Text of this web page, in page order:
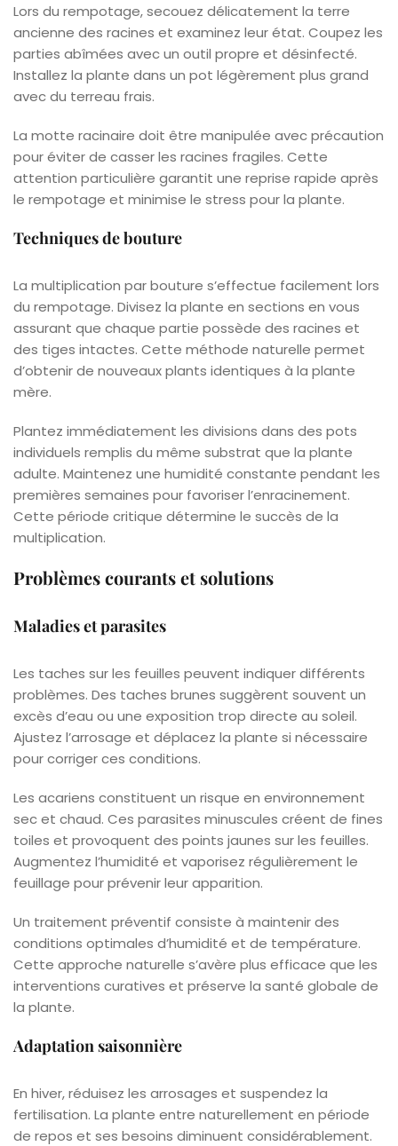
Lors du rempotage, secouez délicatement la terre
ancienne des racines et examinez leur état. Coupez les
parties abîmées avec un outil propre et désinfecté.
Installez la plante dans un pot légèrement plus grand
avec du terreau frais.
La motte racinaire doit être manipulée avec précaution
pour éviter de casser les racines fragiles. Cette
attention particulière garantit une reprise rapide après
le rempotage et minimise le stress pour la plante.
Techniques de bouture
La multiplication par bouture s’effectue facilement lors
du rempotage. Divisez la plante en sections en vous
assurant que chaque partie possède des racines et
des tiges intactes. Cette méthode naturelle permet
d’obtenir de nouveaux plants identiques à la plante
mère.
Plantez immédiatement les divisions dans des pots
individuels remplis du même substrat que la plante
adulte. Maintenez une humidité constante pendant les
premières semaines pour favoriser l’enracinement.
Cette période critique détermine le succès de la
multiplication.
Problèmes courants et solutions
Maladies et parasites
Les taches sur les feuilles peuvent indiquer différents
problèmes. Des taches brunes suggèrent souvent un
excès d’eau ou une exposition trop directe au soleil.
Ajustez l’arrosage et déplacez la plante si nécessaire
pour corriger ces conditions.
Les acariens constituent un risque en environnement
sec et chaud. Ces parasites minuscules créent de fines
toiles et provoquent des points jaunes sur les feuilles.
Augmentez l’humidité et vaporisez régulièrement le
feuillage pour prévenir leur apparition.
Un traitement préventif consiste à maintenir des
conditions optimales d’humidité et de température.
Cette approche naturelle s’avère plus efficace que les
interventions curatives et préserve la santé globale de
la plante.
Adaptation saisonnière
En hiver, réduisez les arrosages et suspendez la
fertilisation. La plante entre naturellement en période
de repos et ses besoins diminuent considérablement.